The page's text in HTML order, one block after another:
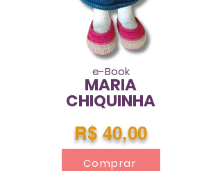
e-Book
MARIA
CHIQUINHA
R$ 40,00
Comprar